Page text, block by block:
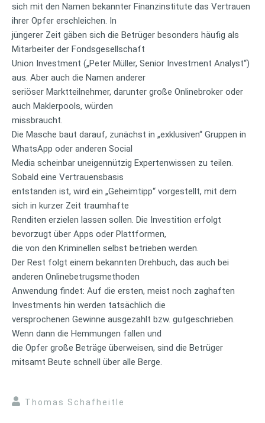
sich mit den Namen bekannter Finanzinstitute das Vertrauen
ihrer Opfer erschleichen. In
jüngerer Zeit gäben sich die Betrüger besonders häufig als
Mitarbeiter der Fondsgesellschaft
Union Investment („Peter Müller, Senior Investment Analyst“)
aus. Aber auch die Namen anderer
seriöser Marktteilnehmer, darunter große Onlinebroker oder
auch Maklerpools, würden
missbraucht.
Die Masche baut darauf, zunächst in „exklusiven“ Gruppen in
WhatsApp oder anderen Social
Media scheinbar uneigennützig Expertenwissen zu teilen.
Sobald eine Vertrauensbasis
entstanden ist, wird ein „Geheimtipp“ vorgestellt, mit dem
sich in kurzer Zeit traumhafte
Renditen erzielen lassen sollen. Die Investition erfolgt
bevorzugt über Apps oder Plattformen,
die von den Kriminellen selbst betrieben werden.
Der Rest folgt einem bekannten Drehbuch, das auch bei
anderen Onlinebetrugsmethoden
Anwendung findet: Auf die ersten, meist noch zaghaften
Investments hin werden tatsächlich die
versprochenen Gewinne ausgezahlt bzw. gutgeschrieben.
Wenn dann die Hemmungen fallen und
die Opfer große Beträge überweisen, sind die Betrüger
mitsamt Beute schnell über alle Berge.
Thomas Schafheitle